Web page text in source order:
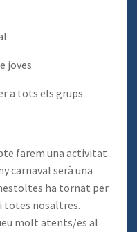
joves
a tots els grups
farem una activitat
carnaval serà una
ha tornat per
totes nosaltres.
molt atents/es al